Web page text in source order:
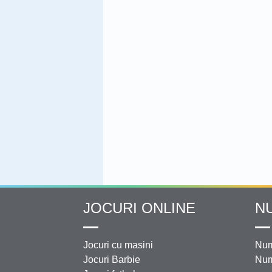
JOCURI ONLINE
Jocuri cu masini
Jocuri Barbie